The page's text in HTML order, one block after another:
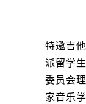
特邀吉
派留学
委员会
家音乐